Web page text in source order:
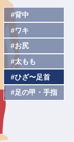
#背中
#ワキ
#お尻
#太もも
#ひざ〜足首
#足の甲・手指